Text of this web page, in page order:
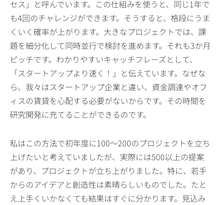
セス」と呼んでいます。この仕組みを使うと、同じ1年で
も4回のチャレンジができます。そうすると、格段にうま
くいく確率が上がります。大きなプロジェクトでは、課
題を細分化して同時並行で検討を進めます。それも3か月
ピッチです。わかりやすいキャッチフレーズとして、
「スタートアップより速く！」と伝えています。なぜな
ら、我々はスタートアップ企業と違い、資金調達やオフ
ィスの賃貸を心配する必要がないからです。その時間を
研究開発に充てることができるのです。
私はこの方法で初年度に100～200のプロジェクトを立ち
上げたいと考えていましたが、実際には500以上の提案
があり、プロジェクトが立ち上がりました。特に、若手
からのアイデアと創造性は素晴らしいものでした。たと
え上手くいかなくても結果はすぐに分かります。見込み